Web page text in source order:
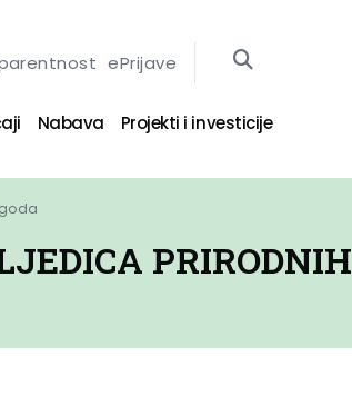
ePrijave
Nabava Projekti i investicije
PRIRODNIH